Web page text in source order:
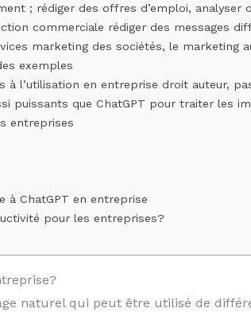
; rédiger des offres d’emploi,
commerciale rédiger des messages
marketing des sociétés, le marketing
exemples
à l’utilisation en entreprise droit auteur,
puissants que ChatGPT pour traiter les
entreprises
à ChatGPT en entreprise
pour les entreprises?
naturel qui peut être utilisé de